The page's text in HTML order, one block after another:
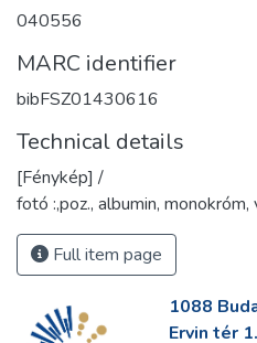
040556
MARC identifier
bibFSZ01430616
Technical details
[Fénykép] /
fotó :,poz., albumin, monokróm,
Full item page
1088
Ervin tér 1.